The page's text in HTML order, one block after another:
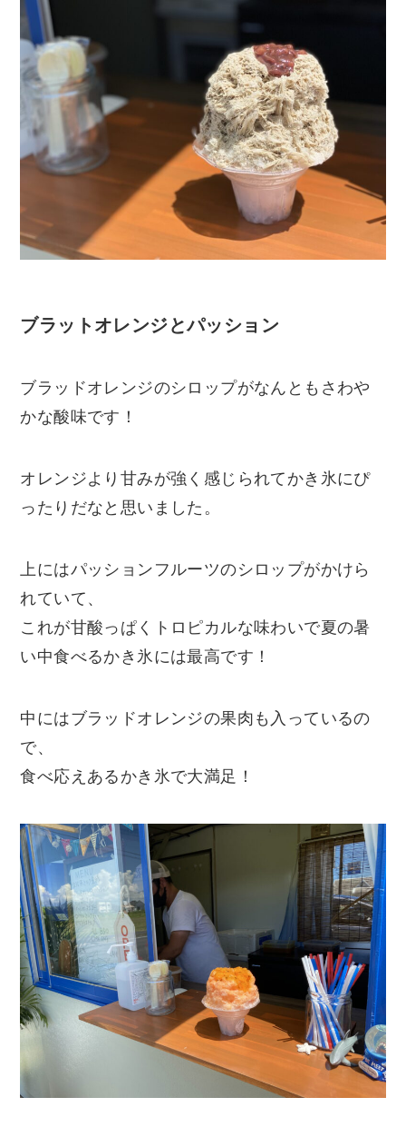
ブラットオレンジとパッション
ブラッドオレンジのシロップがなんともさわや
かな酸味です！
オレンジより甘みが強く感じられてかき氷にぴ
ったりだなと思いました。
上にはパッションフルーツのシロップがかけら
れていて、
これが甘酸っぱくトロピカルな味わいで夏の暑
い中食べるかき氷には最高です！
中にはブラッドオレンジの果肉も入っているの
で、
食べ応えあるかき氷で大満足！